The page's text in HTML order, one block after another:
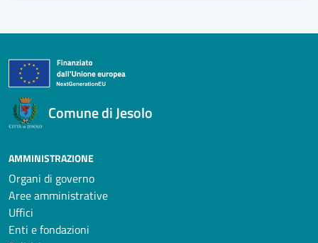
Comune di Jesolo
AMMINISTRAZIONE
Organi di governo
Aree amministrative
Uffici
Enti e fondazioni